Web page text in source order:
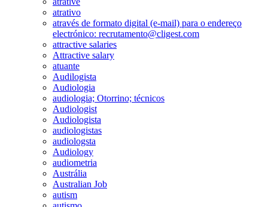
atrativo
através de formato digital (e-mail) para o endereço
electrónico: recrutamento@cligest.com
attractive salaries
Attractive salary
atuante
Audilogista
Audiologia
audiologia; Otorrino; técnicos
Audiologist
Audiologista
audiologistas
audiologsta
Audiology
audiometria
Austrália
Australian Job
autism